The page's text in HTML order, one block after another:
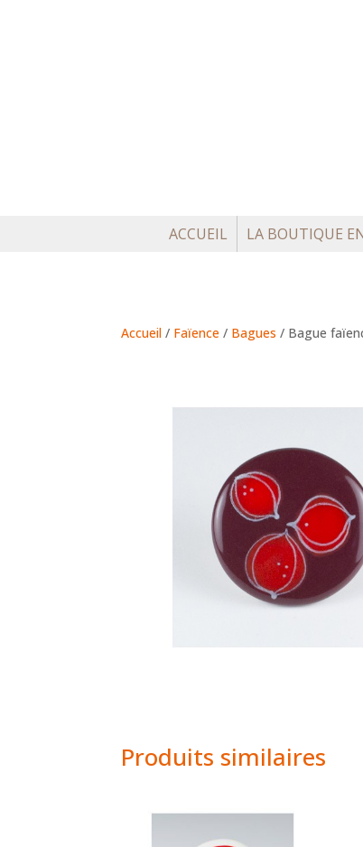
ACCUEIL LA BOUTIQUE
Accueil / Faïence / Bagues / Bague
Produits similaires